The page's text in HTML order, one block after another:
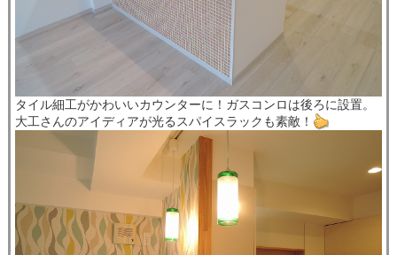
タイル細工がかわいいカウンターに！ガスコンロは後ろに設置。
大工さんのアイディアが光るスパイスラックも素敵！